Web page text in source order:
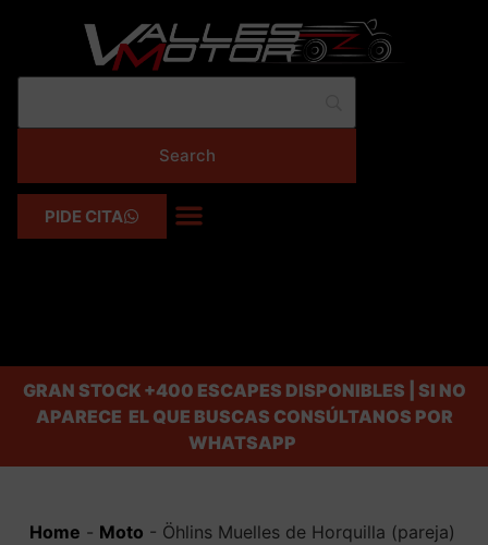
PIDE CITA
GRAN STOCK+400 ESCAPES DISPONIBLES | SI NO
APARECE EL QUE BUSCAS CONSÚLTANOS POR
WHATSAPP
Home - Moto - Öhlins Muelles de Horquilla (pareja)